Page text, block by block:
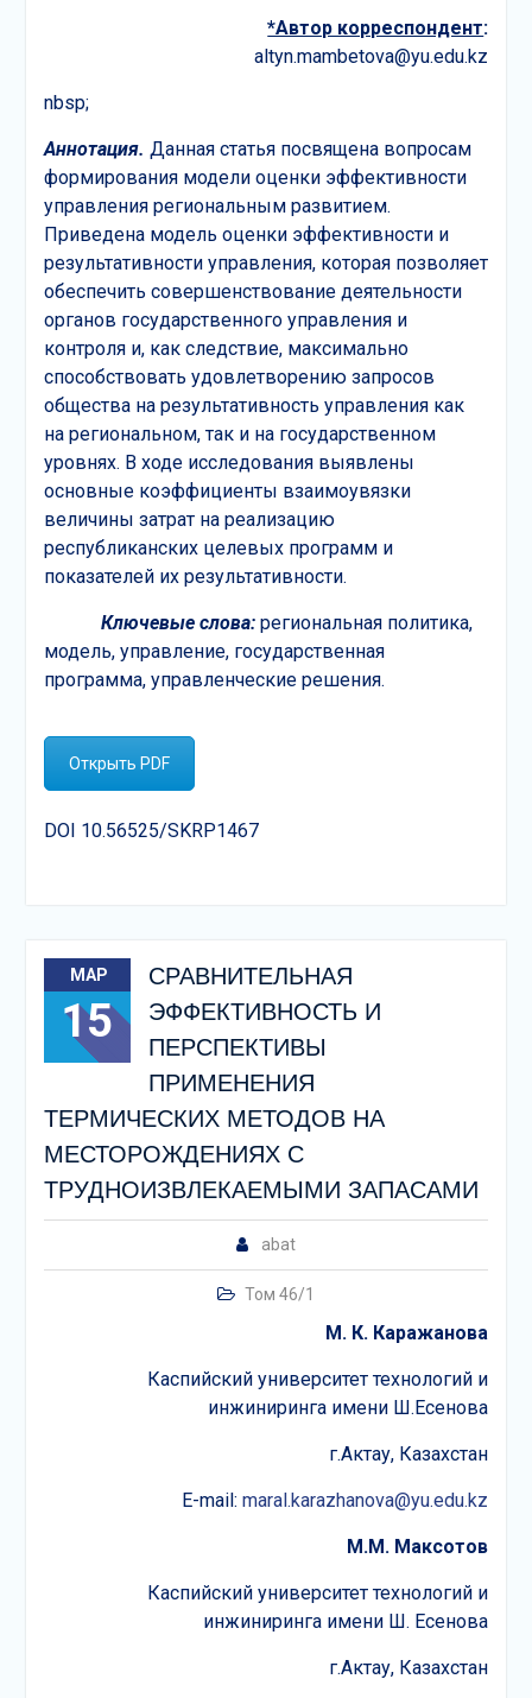
*Автор корреспондент:
altyn.mambetova@yu.edu.kz
nbsp;
Аннотация. Данная статья посвящена вопросам
формирования модели оценки эффективности
управления региональным развитием.
Приведена модель оценки эффективности и
результативности управления, которая позволяет
обеспечить совершенствование деятельности
органов государственного управления и
контроля и, как следствие, максимально
способствовать удовлетворению запросов
общества на результативность управления как
на региональном, так и на государственном
уровнях. В ходе исследования выявлены
основные коэффициенты взаимоувязки
величины затрат на реализацию
республиканских целевых программ и
показателей их результативности.
Ключевые слова: региональная политика,
модель, управление, государственная
программа, управленческие решения.
Открыть PDF
DOI 10.56525/SKRP1467
МАР
15
СРАВНИТЕЛЬНАЯ
ЭФФЕКТИВНОСТЬ И
ПЕРСПЕКТИВЫ
ПРИМЕНЕНИЯ
ТЕРМИЧЕСКИХ МЕТОДОВ НА
МЕСТОРОЖДЕНИЯХ С
ТРУДНОИЗВЛЕКАЕМЫМИ ЗАПАСАМИ
abat
Том 46/1
М. К. Каражанова
Каспийский университет технологий и
инжиниринга имени Ш.Есенова
г.Актау, Казахстан
E-mail:maral.karazhanova@yu.edu.kz
М.М. Максотов
Каспийский университет технологий и
инжиниринга имени Ш. Есенова
г.Актау, Казахстан